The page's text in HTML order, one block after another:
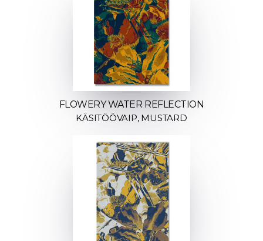
FLOWERY WATER REFLECTION
KÄSITÖÖVAIP, MUSTARD